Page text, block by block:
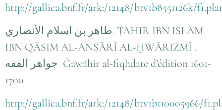
http://gallica.bnf.fr/ark:/12148/btv1b8551126k/
طاهر بن اسلام الأنصاري. ṬĀHIR IBN ISLĀM
IBN QĀSIM AL-ANṢĀRĪ AL-ḪWĀRIZMĪ .
جواهر الفقه Ǧawāhir al-fiqhdate d’édition 1601-
1700
http://gallica.bnf.fr/ark:/12148/btv1b110005966/